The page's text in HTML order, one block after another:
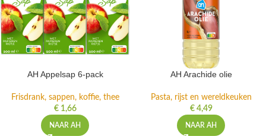
AH Appelsap 6-pack
Frisdrank, sappen, koffie, thee
€1,66
NAAR AH
AH Arachide olie
Pasta, rijst en wereldkeuken
€4,49
NAAR AH